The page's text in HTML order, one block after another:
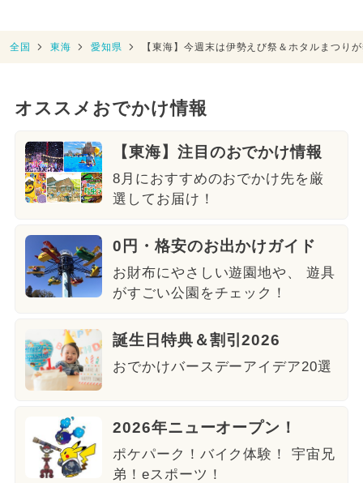
全国 東海 愛知県 【東海】今週末は伊勢えび祭＆ホタルまつり
オススメおでかけ情報
【東海】注目のおでかけ情報
8月におすすめのおでかけ先を厳
選してお届け！
0円・格安のお出かけガイド
お財布にやさしい遊園地や、 遊具
がすごい公園をチェック！
誕生日特典＆割引2026
おでかけバースデーアイデア20選
2026年ニューオープン！
ポケパーク！バイク体験！ 宇宙兄
弟！eスポーツ！